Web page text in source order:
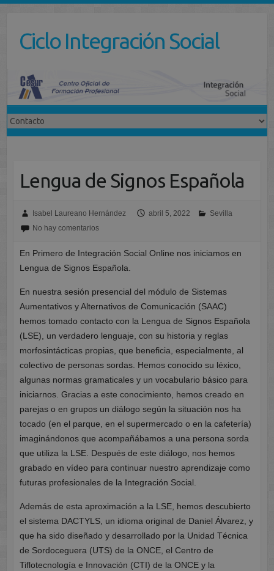
contenidoCiclo Integración Social
Lengua de Signos Española
Isabel Laureano Hernández abril 5, 2022
Sevilla
No hay comentarios
En Primero de Integración Social Online nos iniciamos en
Lengua de Signos Española.
En nuestra sesión presencial del módulo de Sistemas
Aumentativos y Alternativos de Comunicación (SAAC)
hemos tomado contacto con la Lengua de Signos Española
(LSE), un verdadero lenguaje, con su historia y reglas
morfosintácticas propias, que beneficia, especialmente, al
colectivo de personas sordas. Hemos conocido su léxico,
algunas normas gramaticales y un vocabulario básico para
iniciarnos. Gracias a este conocimiento, hemos creado en
parejas o en grupos un diálogo según la situación nos ha
tocado (en el parque, en el supermercado o en la cafetería)
imaginándonos que acompañábamos a una persona sorda
que utiliza la LSE. Después de este diálogo, nos hemos
grabado en vídeo para continuar nuestro aprendizaje como
futuras profesionales de la Integración Social.
Además de esta aproximación a la LSE, hemos descubierto
el sistema DACTYLS, un idioma original de Daniel Álvarez, y
que ha sido diseñado y desarrollado por la Unidad Técnica
de Sordoceguera (UTS) de la ONCE, el Centro de
Tiflotecnología e Innovación (CTI) de la ONCE y la